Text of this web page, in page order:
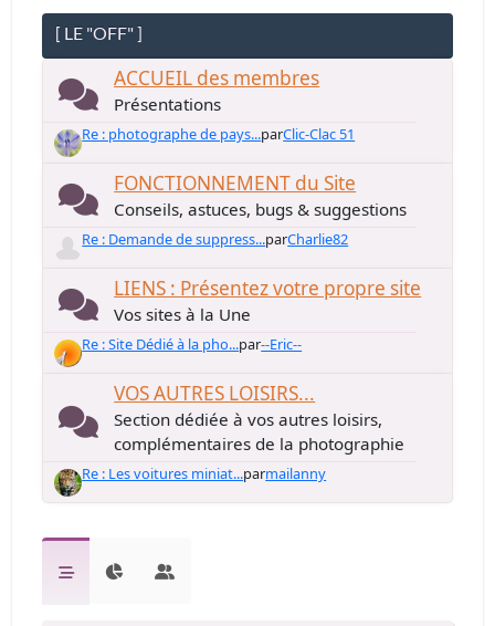
[ LE "OFF" ]
ACCUEIL des membres
Présentations
Re : photographe de pays...parClic-Clac 51
FONCTIONNEMENT du Site
Conseils, astuces, bugs & suggestions
Re : Demande de suppress...parCharlie82
LIENS : Présentez votre propre site
Vos sites à la Une
Re : Site Dédié à la pho...par--Eric--
VOS AUTRES LOISIRS...
Section dédiée à vos autres loisirs,
complémentaires de la photographie
Re : Les voitures miniat...parmailanny